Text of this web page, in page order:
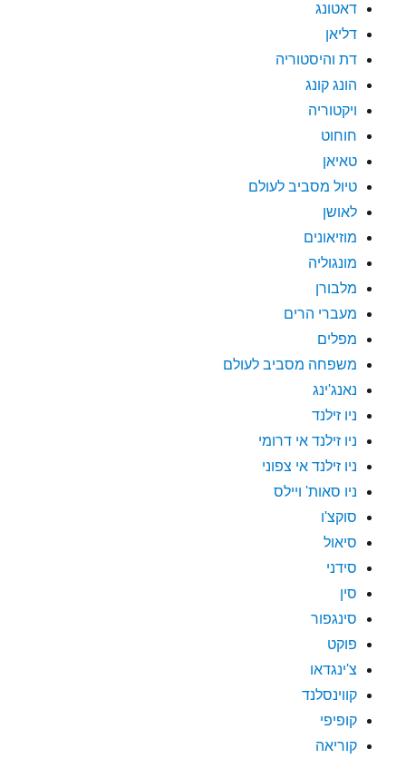
דאטונג
דליאן
דת והיסטוריה
הונג קונג
ויקטוריה
חוחוט
טאיאן
טיול מסביב לעולם
לאושן
מוזיאונים
מונגוליה
מלבורן
מעברי הרים
מפלים
משפחה מסביב לעולם
נאנג'ינג
ניו זילנד
ניו זילנד אי דרומי
ניו זילנד אי צפוני
ניו סאות' ויילס
סוקצ'ו
סיאול
סידני
סין
סינגפור
פוקט
צ'ינגדאו
קווינסלנד
קופיפי
קוריאה